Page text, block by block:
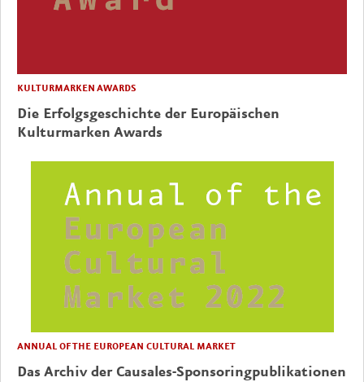
KULTURMARKEN AWARDS
Die Erfolgsgeschichte der Europäischen
Kulturmarken Awards
ANNUAL OF THE EUROPEAN CULTURAL MARKET
Das Archiv der Causales-Sponsoringpublikationen